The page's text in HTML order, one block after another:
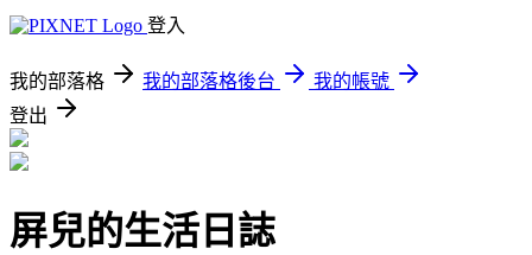
登入
我的部落格 我的部落格後台
我的帳號
登出
屏兒的生活日誌